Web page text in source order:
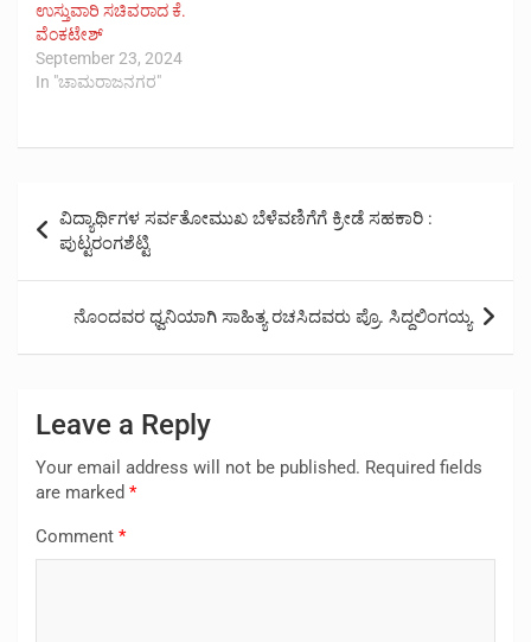
ಉಸ್ತುವಾರಿ ಸಚಿವರಾದ ಕೆ.
ವೆಂಕಟೇಶ್
September 23, 2024
In "ಚಾಮರಾಜನಗರ"
navigation
ವಿದ್ಯಾರ್ಥಿಗಳ ಸರ್ವತೋಮುಖ ಬೆಳೆವಣಿಗೆಗೆ ಕ್ರೀಡೆ ಸಹಕಾರಿ :
ಪುಟ್ಟರಂಗಶೆಟ್ಟಿ
ನೊಂದವರ ಧ್ವನಿಯಾಗಿ ಸಾಹಿತ್ಯ ರಚಸಿದವರು ಪ್ರೊ. ಸಿದ್ದಲಿಂಗಯ್ಯ
Leave a Reply
Your email address will not be published. Required fields
are marked *
Comment *